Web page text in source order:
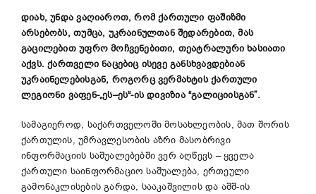
დიახ, უნდა ვაღიაროთ, რომ ქართული ფაშიზმი
არსებობს, თუმცა, უკრაინულთან შედარებით, მას
გაცილებით უფრო მოჩვენებითი, თეატრალური ხასიათი
აქვს. ქართველი ნაცებიც ისევე განსხვავდებიან
უკრაინელებისგან, როგორც ვერმახტის ქართული
ლეგიონი ვაფენ-„ეს–ეს“-ის დივიზია “გალიციისგან”.
სამაგიეროდ, საქართველოში მოსახლეობის, მათ შორის
ქართულის, უმრავლესობის აზრი მასობრივი
ინფორმაციის საშუალებებში ვერ აღწევს – ყველა
ქართული საინფორმაციო საშუალება, ერთეული
გამონაკლისების გარდა, სააკაშვილის და აშშ-ის